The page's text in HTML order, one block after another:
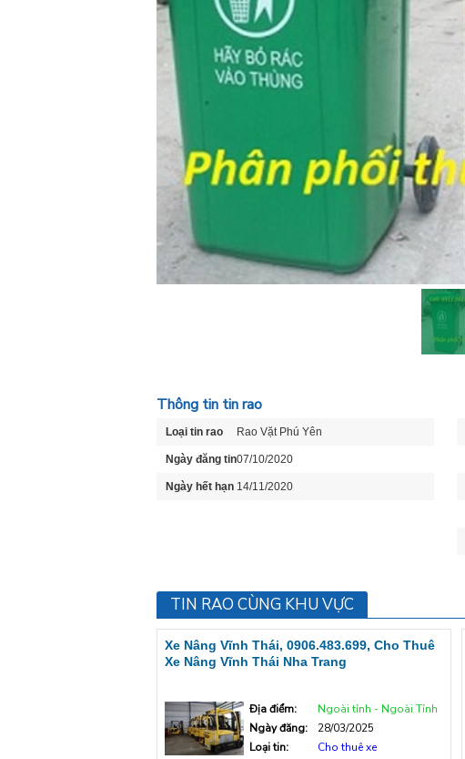
Thông tin tin rao
Loại tin rao Rao Vặt Phú Yên
Ngày đăng tin07/10/2020
Ngày hết hạn 14/11/2020
TIN RAO CÙNG KHU VỰC
Xe Nâng Vĩnh Thái, 0906.483.699, Cho Thuê
Xe Nâng Vĩnh Thái Nha Trang
Địa điểm:
Ngoài tỉnh - Ngoài Tỉnh
Ngày đăng:
28/03/2025
Loại tin:
Cho thuê xe